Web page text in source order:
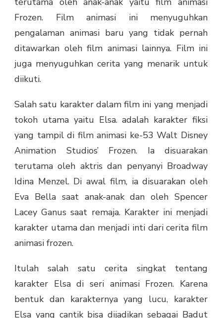
Frozen. Film animasi ini menyuguhkan
pengalaman animasi baru yang tidak pernah
ditawarkan oleh film animasi lainnya. Film ini
juga menyuguhkan cerita yang menarik untuk
diikuti.
Salah satu karakter dalam film ini yang menjadi
tokoh utama yaitu Elsa. adalah karakter fiksi
yang tampil di film animasi ke-53 Walt Disney
Animation Studios’ Frozen. Ia disuarakan
terutama oleh aktris dan penyanyi Broadway
Idina Menzel. Di awal film, ia disuarakan oleh
Eva Bella saat anak-anak dan oleh Spencer
Lacey Ganus saat remaja. Karakter ini menjadi
karakter utama dan menjadi inti dari cerita film
animasi frozen.
Itulah salah satu cerita singkat tentang
karakter Elsa di seri animasi Frozen. Karena
bentuk dan karakternya yang lucu, karakter
Elsa yang cantik bisa dijadikan sebagai Badut